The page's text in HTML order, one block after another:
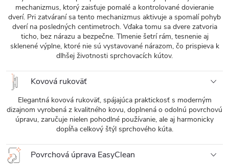
mechanizmus, ktorý zaisťuje pomalé a kontrolované dovieranie
dverí. Pri zatváraní sa tento mechanizmus aktivuje a spomalí pohyb
dverí na posledných centimetroch. Vďaka tomu sa dvere zatvoria
ticho, bez nárazu a bezpečne. Tlmenie šetrí rám, tesnenie aj
sklenené výplne, ktoré nie sú vystavované nárazom, čo prispieva k
dlhšej životnosti sprchovacích kútov.
Kovová rukoväť
Elegantná kovová rukoväť, spájajúca praktickosť s moderným
dizajnom vyrobená z kvalitného kovu, doplnená o odolnú povrchovú
úpravu, zaručuje nielen pohodlné používanie, ale aj harmonicky
dopĺňa celkový štýl sprchového kúta.
Povrchová úprava EasyClean